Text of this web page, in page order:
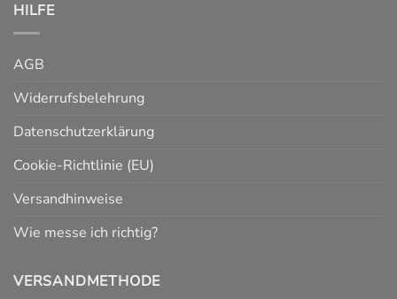
HILFE
AGB
Widerrufsbelehrung
Datenschutzerklärung
Cookie-Richtlinie (EU)
Versandhinweise
Wie messe ich richtig?
VERSANDMETHODE